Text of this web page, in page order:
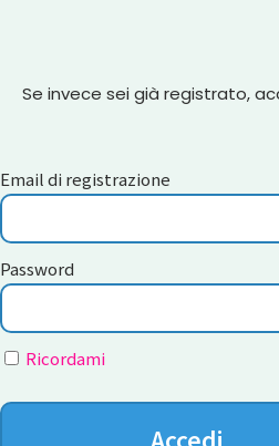
Se invece sei già registrato,
Email di registrazione
Password
Ricordami